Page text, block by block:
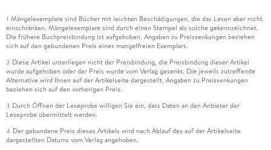
1 Mängelexemplare sind Bücher mit leichten Beschädigungen, die das Lesen aber nicht
einschränken. Mängelexemplare sind durch einen Stempel als solche gekennzeichnet.
Die frühere Buchpreisbindung ist aufgehoben. Angaben zu Preissenkungen beziehen
sich auf den gebundenen Preis eines mangelfreien Exemplars.
2 Diese Artikel unterliegen nicht der Preisbindung, die Preisbindung dieser Artikel
wurde aufgehoben oder der Preis wurde vom Verlag gesenkt. Die jeweils zutreffende
Alternative wird Ihnen auf der Artikelseite dargestellt. Angaben zu Preissenkungen
beziehen sich auf den vorherigen Preis.
3 Durch Öffnen der Leseprobe willigen Sie ein, dass Daten an den Anbieter der
Leseprobe übermittelt werden.
4 Der gebundene Preis dieses Artikels wird nach Ablauf des auf der Artikelseite
dargestellten Datums vom Verlag angehoben.